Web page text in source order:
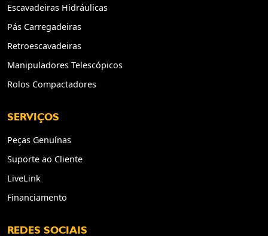
Escavadeiras Hidráulicas
Pás Carregadeiras
Retroescavadeiras
Manipuladores Telescópicos
Rolos Compactadores
SERVIÇOS
Peças Genuínas
Suporte ao Cliente
LiveLink
Financiamento
REDES SOCIAIS